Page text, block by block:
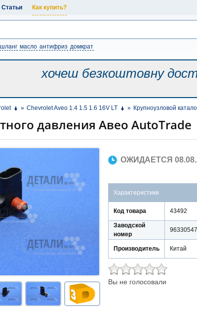
Статьи Как купить?
шланг масло антифриз домкрат
хочеш безкоштовну
» Chevrolet Aveo 1.4 1.5 1.6 16V LT » Крупноузловой
давления Авео AutoTrade
ОЖИДАЕТСЯ
Характеристики
Код товара 43492
Заводской
номер
96330547
Производитель Китай
Вы не голосовали